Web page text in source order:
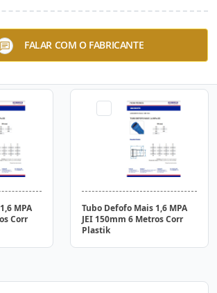
FALAR COM O FABRICANTE
6
Pressurizado JEI 600mm 6
Metros Corr Plastik
MPA
Corr
Tubo Defofo Mais 1,6 MPA
JEI 150mm 6 Metros Corr
Plastik